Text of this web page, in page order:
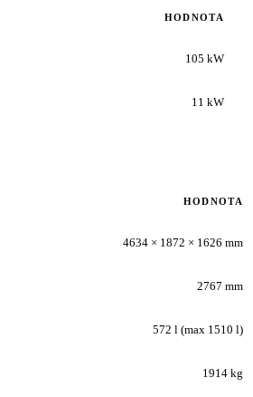
HODNOTA
105 kW
11 kW
HODNOTA
4634 × 1872 × 1626 mm
2767 mm
572 l (max 1510 l)
1914 kg